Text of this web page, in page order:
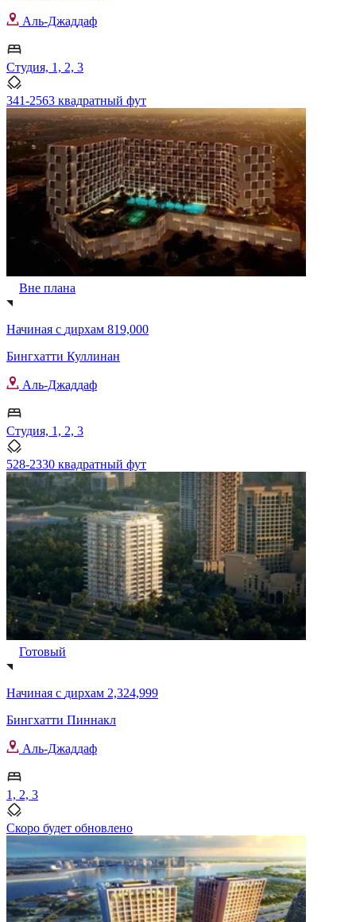
Аль-Джаддаф
Студия, 1, 2, 3
341-2563 квадратный фут
Вне плана
Начиная с дирхам 819,000
Бингхатти Куллинан
Аль-Джаддаф
Студия, 1, 2, 3
528-2330 квадратный фут
Готовый
Начиная с дирхам 2,324,999
Бингхатти Пиннакл
Аль-Джаддаф
1, 2, 3
Скоро будет обновлено